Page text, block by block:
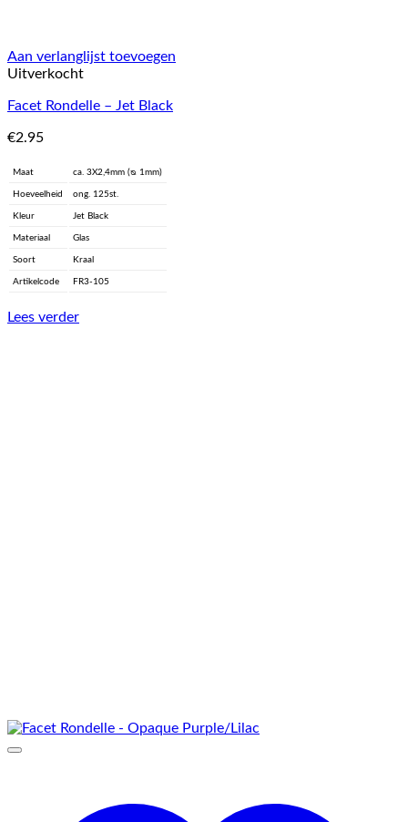
Aan verlanglijst toevoegen
Uitverkocht
Facet Rondelle – Jet Black
€2.95
Maat ca. 3X2,4mm (ᴓ 1mm)
Hoeveelheid ong. 125st.
Kleur Jet Black
Materiaal Glas
Soort Kraal
Artikelcode FR3-105
Lees verder